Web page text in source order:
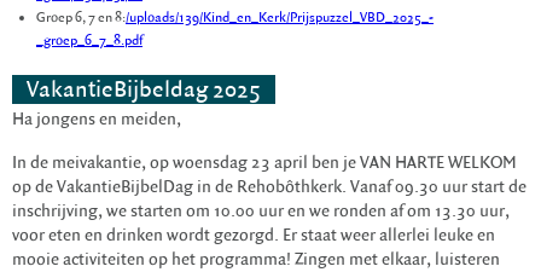
Groep 6, 7 en 8:/uploads/139/Kind_en_Kerk/Prijspuzzel_VBD_2025_-
_groep_6_7_8.pdf
VakantieBijbeldag 2025
Ha jongens en meiden,
In de meivakantie, op woensdag 23 april ben je VAN HARTE WELKOM
op de VakantieBijbelDag in de Rehobôthkerk. Vanaf 09.30 uur start de
inschrijving, we starten om 10.00 uur en we ronden af om 13.30 uur,
voor eten en drinken wordt gezorgd. Er staat weer allerlei leuke en
mooie activiteiten op het programma! Zingen met elkaar, luisteren